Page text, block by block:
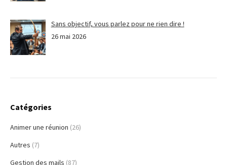
Sans objectif, vous parlez pour ne rien dire !
26 mai 2026
Catégories
Animer une réunion (26)
Autres (7)
Gestion des mails (87)